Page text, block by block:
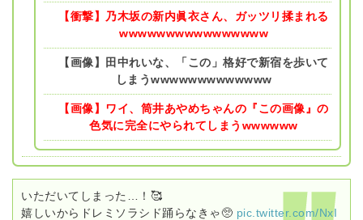
【衝撃】乃木坂の新内眞衣さん、ガッツリ揉まれる
wwwwwwwwwwwwwwww
【画像】田中れいな、「この」格好で新宿を歩いて
しまうwwwwwwwwwwwww
【画像】ワイ、筒井あやめちゃんの『この画像』の
色気に完全にやられてしまうwwwwww
いただいてしまった…！🥰
嬉しいからドレミソラシド踊らなきゃ🥺 pic.twitter.com/NxI